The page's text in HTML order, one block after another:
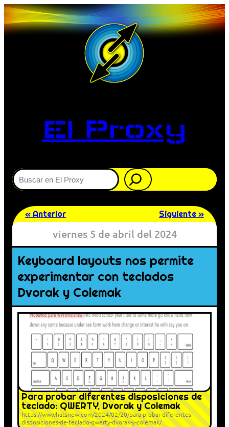
El Proxy
Buscar
« Anterior Siguiente »
viernes 5 de abril del 2024
Keyboard layouts nos permite
experimentar con teclados
Dvorak y Colemak
Para probar diferentes disposiciones de
teclado: QWERTY, Dvorak y Colemak
https://wwwhatsnew.com/2024/02/20/para-probar-diferentes-
disposiciones-de-teclado-qwerty-dvorak-y-colemak/